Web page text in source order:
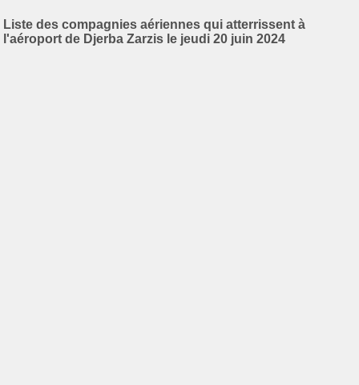
Liste des compagnies aériennes qui atterrissent à
l'aéroport de Djerba Zarzis le jeudi 20 juin 2024